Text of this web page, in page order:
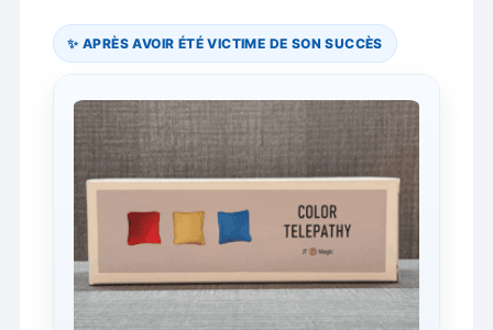
✨ APRÈS AVOIR ÉTÉ VICTIME DE SON SUCCÈS